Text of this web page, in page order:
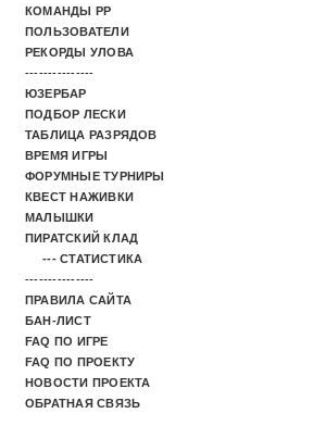
КОМАНДЫ РР
ПОЛЬЗОВАТЕЛИ
РЕКОРДЫ УЛОВА
---------------
ЮЗЕРБАР
ПОДБОР ЛЕСКИ
ТАБЛИЦА РАЗРЯДОВ
ВРЕМЯ ИГРЫ
ФОРУМНЫЕ ТУРНИРЫ
КВЕСТ НАЖИВКИ
МАЛЫШКИ
ПИРАТСКИЙ КЛАД
--- СТАТИСТИКА
---------------
ПРАВИЛА САЙТА
БАН-ЛИСТ
FAQ ПО ИГРЕ
FAQ ПО ПРОЕКТУ
НОВОСТИ ПРОЕКТА
ОБРАТНАЯ СВЯЗЬ